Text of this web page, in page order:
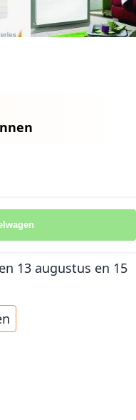
13 augustus en 15